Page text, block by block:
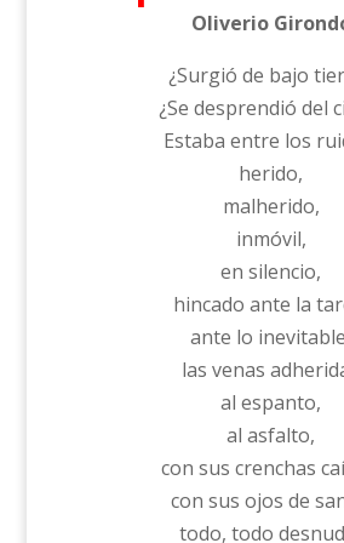
Oliverio
¿Surgió de bajo
¿Se desprendió del
Estaba entre los
herido,
malherido,
inmóvil,
en silencio,
hincado ante la
ante lo
las venas
al espanto,
al asfalto,
con sus crenchas
con sus ojos de
todo, todo